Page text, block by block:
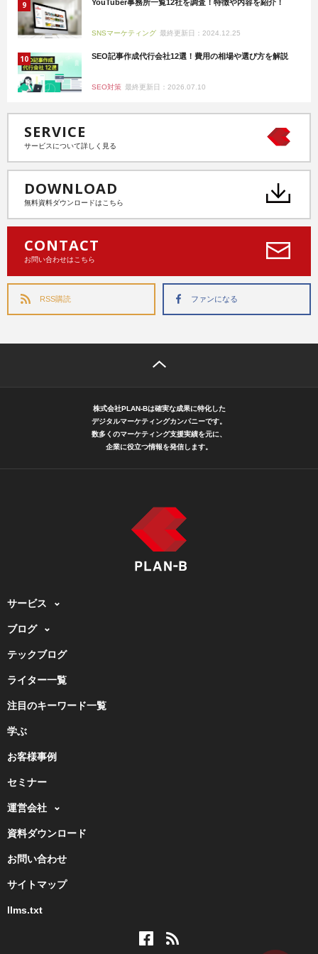
YouTuber事務所一覧12社を調査！特徴や内容を紹介！
SNSマーケティング 最終更新日：2024.12.25
SEO記事作成代行会社12選！費用の相場や選び方を解説
SEO対策 最終更新日：2026.07.10
SERVICE
サービスについて詳しく見る
DOWNLOAD
無料資料ダウンロードはこちら
CONTACT
お問い合わせはこちら
RSS購読 ファンになる
株式会社PLAN-Bは確実な成果に特化した
デジタルマーケティングカンパニーです。
数多くのマーケティング支援実績を元に、
企業に役立つ情報を発信します。
サービス
ブログ
テックブログ
ライター一覧
注目のキーワード一覧
学ぶ
お客様事例
セミナー
運営会社
資料ダウンロード
お問い合わせ
サイトマップ
llms.txt